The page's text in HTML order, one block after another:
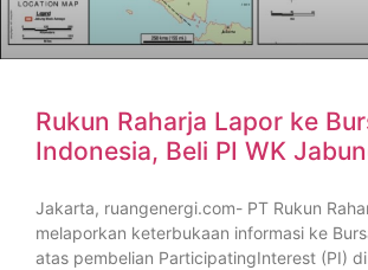
Rukun Raharja Lapor ke
Indonesia, Beli PI WK
Jakarta, ruangenergi.com- PT Rukun
melaporkan keterbukaan informasi ke
atas pembelian ParticipatingInterest (PI) di